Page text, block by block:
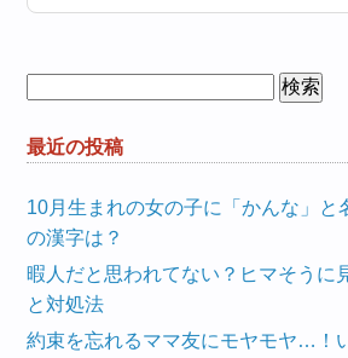
最近の投稿
10月生まれの女の子に「かんな」と
の漢字は？
暇人だと思われてない？ヒマそうに
と対処法
約束を忘れるママ友にモヤモヤ…！